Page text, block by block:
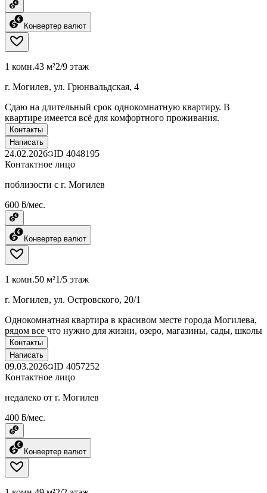
Конвертер валют
1 комн.43 м²2/9 этаж
г. Могилев, ул. Грюнвальдская, 4
Сдаю на длительный срок однокомнатную квартиру. В
квартире имеется всё для комфортного проживания.
Контакты
Написать
24.02.2026 ID 4048195
Контактное лицо
поблизости с г. Могилев
600 ƃ/мес.
Конвертер валют
1 комн.50 м²1/5 этаж
г. Могилев, ул. Островского, 20/1
Однокомнатная квартира в красивом месте города Могилева,
рядом все что нужно для жизни, озеро, магазины, сады, школы
Контакты
Написать
09.03.2026 ID 4057252
Контактное лицо
недалеко от г. Могилев
400 ƃ/мес.
Конвертер валют